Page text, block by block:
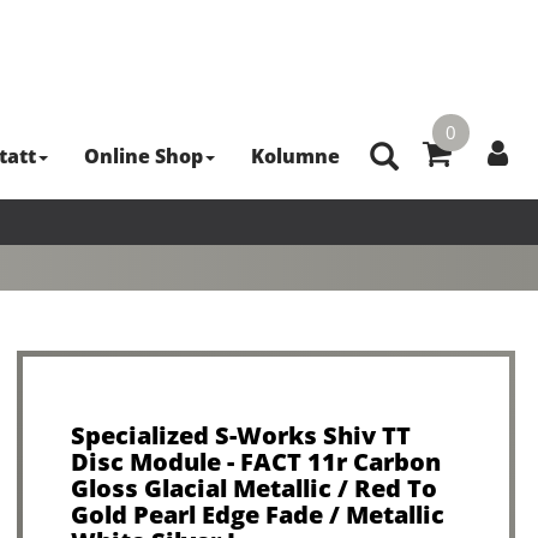
0
Online Shop Kolumne
Specialized S-Works Shiv TT
Disc Module - FACT 11r Carbon
Gloss Glacial Metallic / Red To
Gold Pearl Edge Fade / Metallic